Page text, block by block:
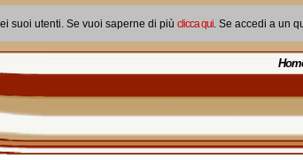
suoi utenti. Se vuoi saperne di più clicca qui. Se accedi a un